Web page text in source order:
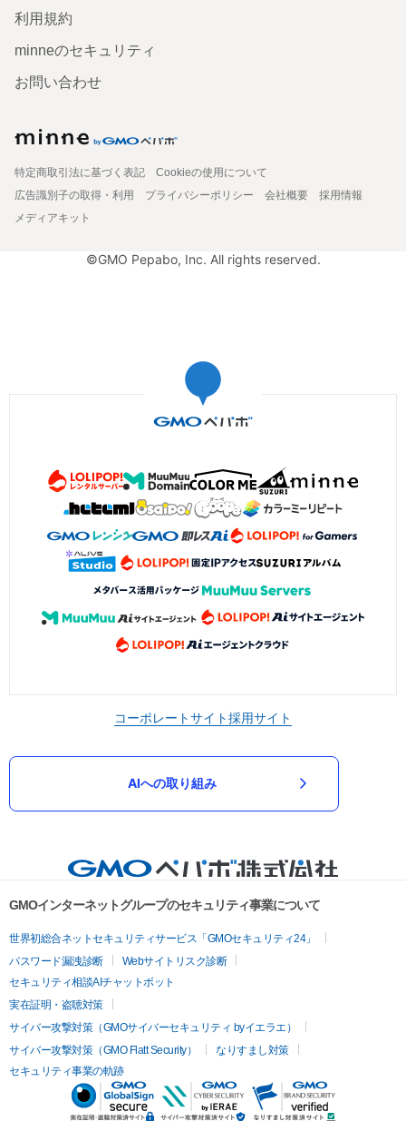
利用規約
minneのセキュリティ
お問い合わせ
特定商取引法に基づく表記
Cookieの使用について
広告識別子の取得・利用
プライバシーポリシー 会社概要
採用情報
メディアキット
©GMO Pepabo, Inc. All rights reserved.
コーポレートサイト採用サイト
AIへの取り組み
GMOインターネットグループのセキュリティ事業について
世界初総合ネットセキュリティサービス「GMOセキュリティ24」
パスワード漏洩診断
Webサイトリスク診断
セキュリティ相談AIチャットボット
実在証明・盗聴対策
サイバー攻撃対策（GMOサイバーセキュリティ byイエラエ）
サイバー攻撃対策（GMO Flatt Security）
なりすまし対策
セキュリティ事業の軌跡